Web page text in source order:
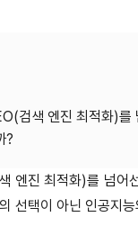
검색 엔진 최적화)
엔진 최적화)를 넘
선택이 아닌 인공지